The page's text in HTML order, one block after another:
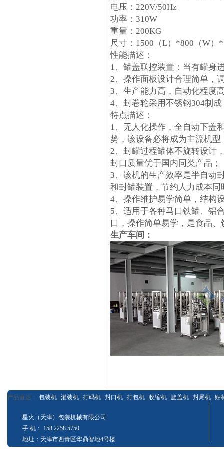
电压：220V/50Hz
功率：310W
重量：200KG
尺寸：1500（L）*800（W）
性能描述：
1、罐盖联控装置：当有罐身
2、操作面板设计合理简单，
3、生产能力高，自动化程度
4、封卷轮采用不锈钢304制
特点描述：
1、无人化操作，全自动下盖
势，该设备必将成为主流机型
2、封罐过程罐体不旋转设计
封口质量优于国内同类产品；
3、该机的生产效率是半自动
和封罐装置，节约人力成本
4、操作维护易学简单，结构
5、适用于各种马口铁罐、铝
口，操作简单易学，是食品
生产车间：
产品直达： 包装机 灌装机 打码机 封口机 打包机 收缩机 旋盖机 封尾机 贴
星火（天津）包装机械有限公司
手 机： 158 2258 5750
地址：天津市西青区华鼎智地4号楼